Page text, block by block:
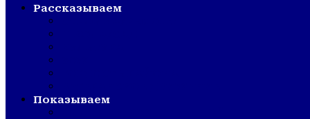
Рассказываем
Показываем